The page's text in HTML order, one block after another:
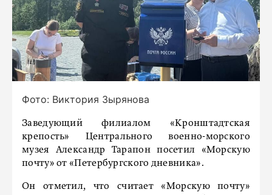
Фото: Виктория Зырянова
Заведующий филиалом «Кронштадтская
крепость» Центрального военно-морского
музея Александр Тарапон посетил «Морскую
почту» от «Петербургского дневника».
Он отметил, что считает «Морскую почту»